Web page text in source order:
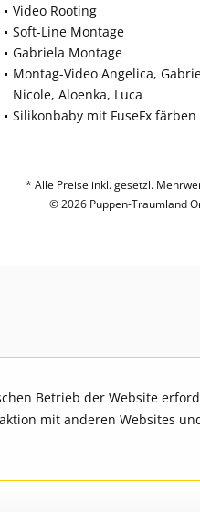
Video Rooting
Soft-Line Montage
Gabriela Montage
Montag-Video Angelica,
Nicole, Aloenka, Luca
Silikonbaby mit FuseFx färben
* Alle Preise inkl. gesetzl.
© 2026 Puppen-Traumland
Betrieb der Website
mit anderen Websites